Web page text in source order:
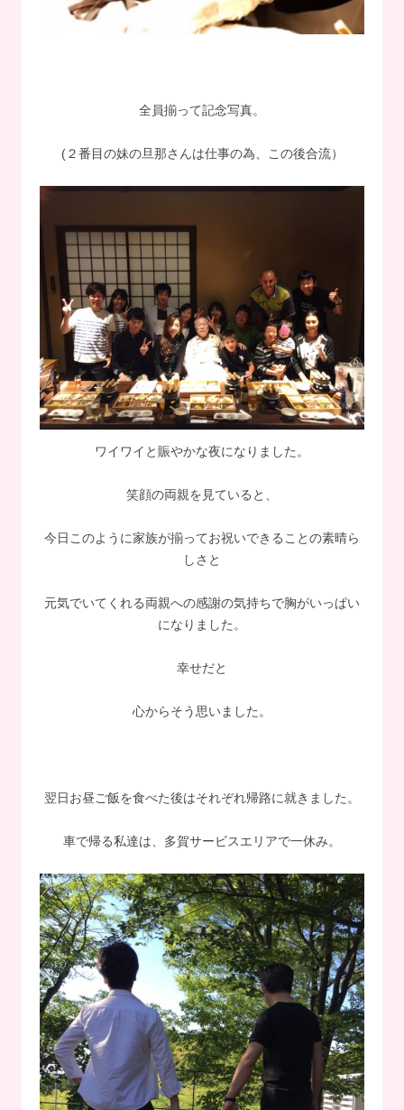
全員揃って記念写真。
(２番目の妹の旦那さんは仕事の為、この後合流）
ワイワイと賑やかな夜になりました。
笑顔の両親を見ていると、
今日このように家族が揃ってお祝いできることの素晴ら
しさと
元気でいてくれる両親への感謝の気持ちで胸がいっぱい
になりました。
幸せだと
心からそう思いました。
翌日お昼ご飯を食べた後はそれぞれ帰路に就きました。
車で帰る私達は、多賀サービスエリアで一休み。